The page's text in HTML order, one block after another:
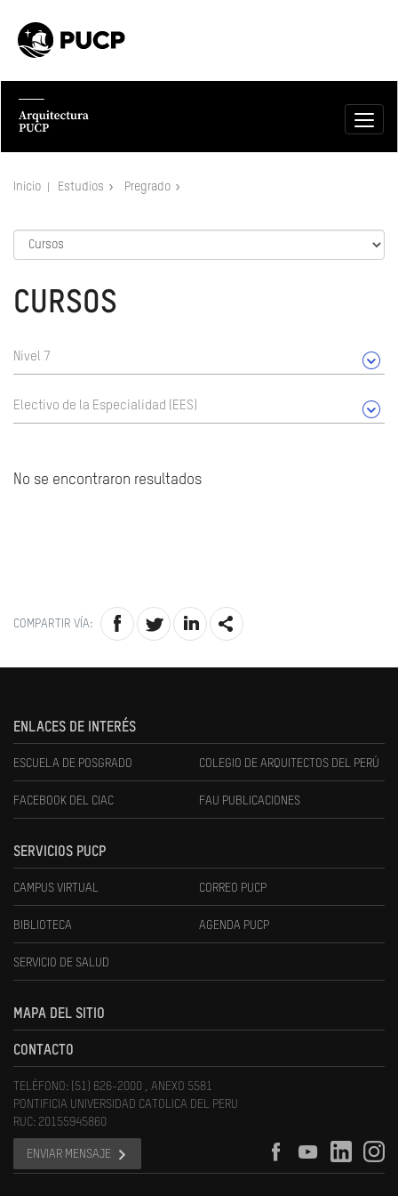
Inicio Estudios Pregrado
CURSOS
Nivel 7
Electivo de la Especialidad (EES)
No se encontraron resultados
COMPARTIR VÍA:
ENLACES DE INTERÉS
ESCUELA DE POSGRADO COLEGIO DE ARQUITECTOS DEL PERÚ
FACEBOOK DEL CIAC FAU PUBLICACIONES
SERVICIOS PUCP
CAMPUS VIRTUAL CORREO PUCP
BIBLIOTECA AGENDA PUCP
SERVICIO DE SALUD
MAPA DEL SITIO
CONTACTO
TELÉFONO: (51) 626-2000 , ANEXO 5581
PONTIFICIA UNIVERSIDAD CATOLICA DEL PERU
RUC: 20155945860
ENVIAR MENSAJE